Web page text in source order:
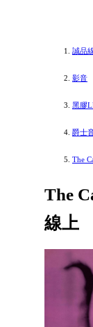
誠品
影音
黑膠
爵士
The
The
線上